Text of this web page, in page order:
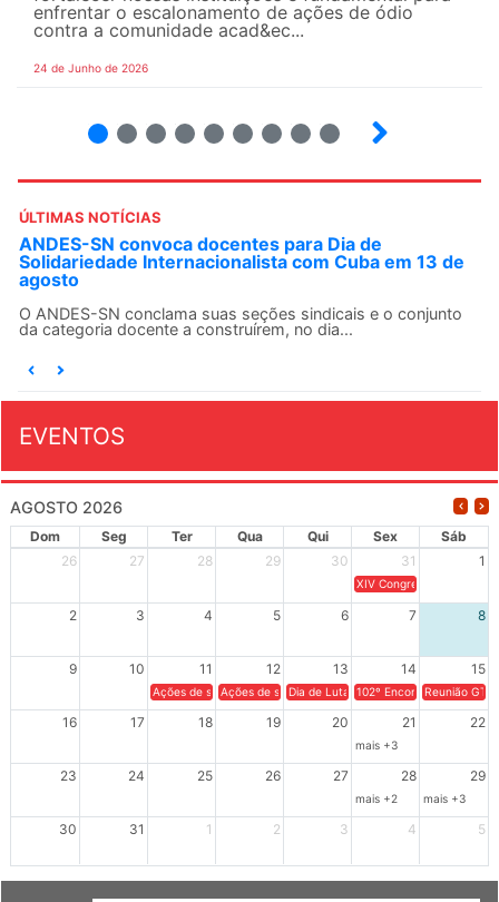
enfrentar o escalonamento de ações de ódio
contra a comunidade acad&ec...
24 de Junho de 2026
ÚLTIMAS NOTÍCIAS
ANDES-SN convoca docentes para Dia de
Solidariedade Internacionalista com Cuba em 13 de
agosto
O ANDES-SN conclama suas seções sindicais e o conjunto
da categoria docente a construírem, no dia...
EVENTOS
AGOSTO 2026
Dom Seg Ter Qua Qui Sex
Sáb
26
27 28 29 30 31 1
XIV Congresso Brasileiro
2 3 4 5 6 7 8
9 10 11 12 13 14 15
Ações de solidariedade a Cuba no Rio Grande do Sul - 100
Ações de solidariedade a Cuba no Rio Grande do
Dia de Luta em Defesa de Cuba e da
102º Encontro da
Reunião
16 17 18 19 20 21 22
mais +3
23 24 25 26 27 28 29
mais +2 mais +3
30 31 1 2 3 4 5